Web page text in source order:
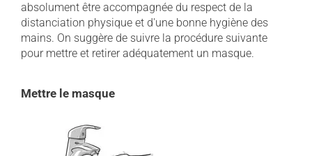
absolument être accompagnée du respect de la
distanciation physique et d'une bonne hygiène des
mains. On suggère de suivre la procédure suivante
pour mettre et retirer adéquatement un masque.
Mettre le masque